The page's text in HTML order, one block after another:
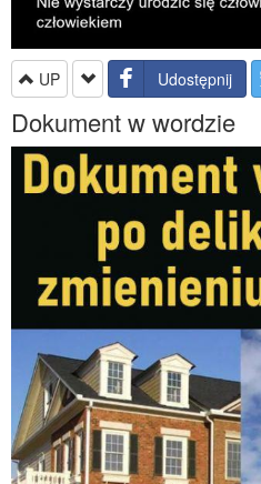
UP Udostępnij
Dokument w wordzie